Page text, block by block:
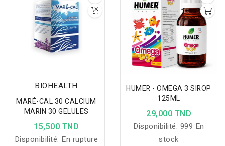
BIOHEALTH
MARÉ-CAL 30 CALCIUM
MARIN 30 GELULES
15,500 TND
Disponibilité: En rupture
HUMER - OMEGA 3 SIROP
125ML
29,000 TND
Disponibilité: 999 En
stock